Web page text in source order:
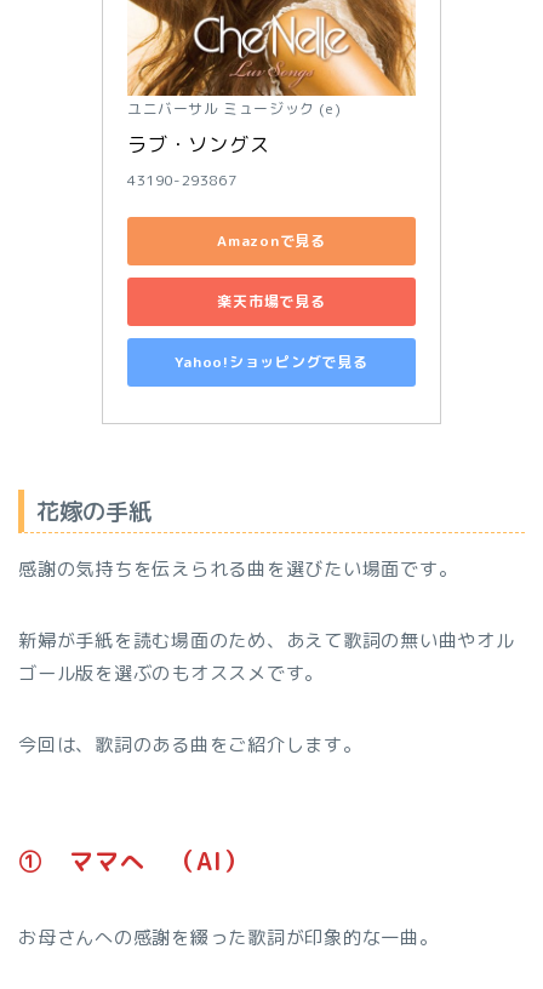
ユニバーサル ミュージック (e)
ラブ・ソングス
43190-293867
Amazonで見る
楽天市場で見る
Yahoo!ショッピングで見る
花嫁の手紙
感謝の気持ちを伝えられる曲を選びたい場面です。
新婦が手紙を読む場面のため、あえて歌詞の無い曲やオル
ゴール版を選ぶのもオススメです。
今回は、歌詞のある曲をご紹介します。
➀ ママへ （AI）
お母さんへの感謝を綴った歌詞が印象的な一曲。